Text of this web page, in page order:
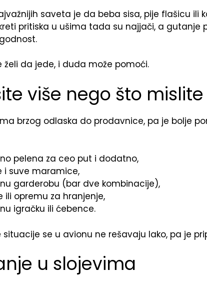
saveta je da beba sisa, pije flašicu ili
pritiska u ušima tada su najjači, a gutanje
želi da jede, i duda može pomoći.
više nego što
brzog odlaska do prodavnice, pa je bolje
pelena za ceo put i dodatno,
i suve maramice,
garderobu (bar dve kombinacije),
ili opremu za hranjenje,
igračku ili ćebence.
situacije se u avionu ne rešavaju lako, pa je
u slojevima